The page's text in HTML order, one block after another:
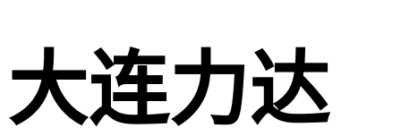
大连力达